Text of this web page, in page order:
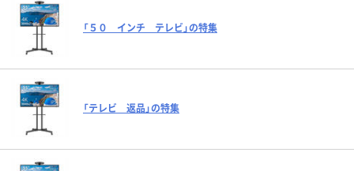
「５０ インチ テレビ」の特集
「テレビ 返品」の特集